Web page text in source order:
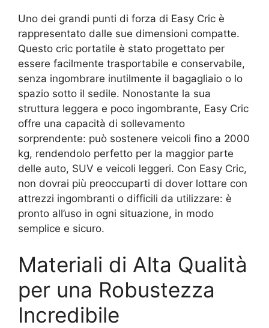
Uno dei grandi punti di forza di Easy Cric è
rappresentato dalle sue dimensioni compatte.
Questo cric portatile è stato progettato per
essere facilmente trasportabile e conservabile,
senza ingombrare inutilmente il bagagliaio o lo
spazio sotto il sedile. Nonostante la sua
struttura leggera e poco ingombrante, Easy Cric
offre una capacità di sollevamento
sorprendente: può sostenere veicoli fino a 2000
kg, rendendolo perfetto per la maggior parte
delle auto, SUV e veicoli leggeri. Con Easy Cric,
non dovrai più preoccuparti di dover lottare con
attrezzi ingombranti o difficili da utilizzare: è
pronto all’uso in ogni situazione, in modo
semplice e sicuro.
Materiali di Alta Qualità
per una Robustezza
Incredibile